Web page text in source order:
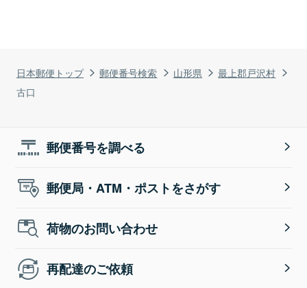
日本郵便トップ 郵便番号検索 山形県
最上郡戸沢村
古口
郵便番号を調べる
郵便局・ATM・ポストをさがす
荷物のお問い合わせ
再配達のご依頼